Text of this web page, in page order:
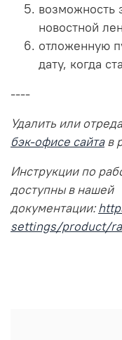
возможность
новостной
отложенную
дату, когда
----
Удалить или
бэк-офисе сайтав
Инструкции по
доступны в нашей
документации:
settings/product/